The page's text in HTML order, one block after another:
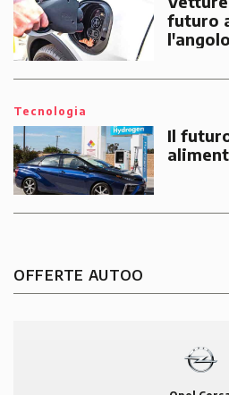
futuro
l'angolo
Tecnologia
Il
OFFERTE AUTOO